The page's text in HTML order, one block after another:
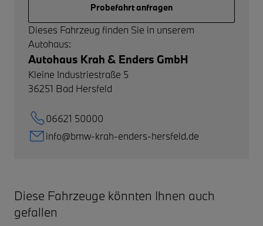
Probefahrt anfragen
Dieses Fahrzeug finden Sie in unserem
Autohaus:
Autohaus Krah & Enders GmbH
Kleine Industriestraße 5
36251 Bad Hersfeld
06621 50000
info@bmw-krah-enders-hersfeld.de
Diese Fahrzeuge könnten Ihnen auch
gefallen